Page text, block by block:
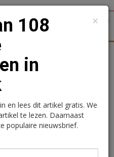
108
in
×
108
in
en lees dit artikel gratis. We
te lezen. Daarnaast
populaire nieuwsbrief.